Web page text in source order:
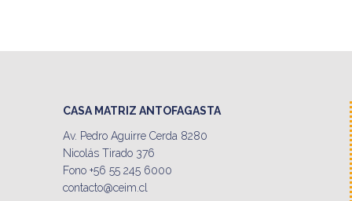
CASA MATRIZ ANTOFAGASTA
Av. Pedro Aguirre Cerda 8280
Nicolás Tirado 376
Fono +56 55 245 6000
contacto@ceim.cl